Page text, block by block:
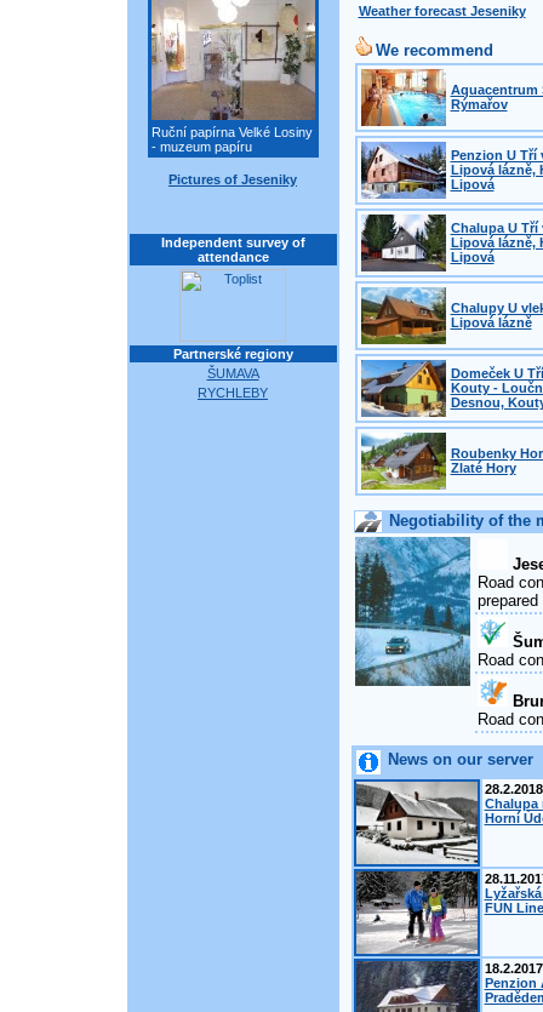
Ruční papírna Velké Losiny
- muzeum papíru
Pictures of Jeseniky
Independent survey of
attendance
Partnerské regiony
ŠUMAVA
RYCHLEBY
Weather forecast Jeseniky
We recommend
Aquacentrum
Rýmařov
Penzion U Tří
Lipová lázně,
Lipová
Chalupa U Tří
Lipová lázně,
Lipová
Chalupy U
Lipová lázně
Domeček U
Kouty -
Desnou,
Roubenky
Zlaté Hory
Negotiability of the
Road
Road
Road
News on our server
28.2.2018
Chalupa
Horní
FUN
18.2.2017
Penzion